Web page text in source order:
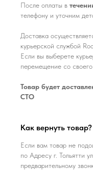
После оплаты в
телефону и уточним
Доставка
курьерской службой
Если вы выберете
перемещение со своего
Товар будет
СТО
Как вернуть товар?
Если вам товар не
по Адресу г. Тольятти
предварительному